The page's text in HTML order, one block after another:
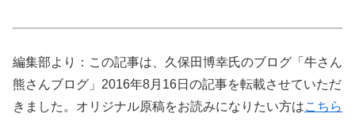
編集部より：この記事は、久保田博幸氏のブログ「牛さん
熊さんブログ」2016年8月16日の記事を転載させていただ
きました。オリジナル原稿をお読みになりたい方はこちら